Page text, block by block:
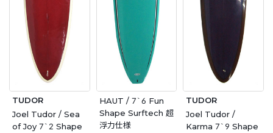
TUDOR
Joel Tudor / Sea
of Joy 7`2 Shape
HAUT / 7`6 Fun
Shape Surftech 超
浮力仕様
TUDOR
Joel Tudor /
Karma 7`9 Shape